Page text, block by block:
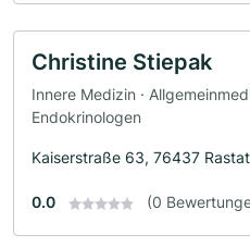
Christine Stiepak
Innere Medizin ·
Endokrinologen
Kaiserstraße 63, 76437
0.0 (0